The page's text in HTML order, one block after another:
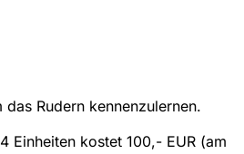
das Rudern kennenzulernen.
Einheiten kostet 100,- EUR (am